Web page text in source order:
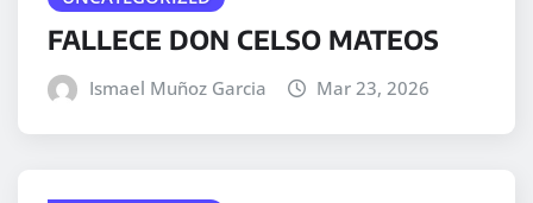
FALLECE DON CELSO MATEOS
Ismael Muñoz Garcia Mar 23, 2026